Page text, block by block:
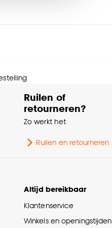
1.4 Kg
11 CM
11 CM
Ruilen of
retourneren?
Zo werkt het
Ruilen en retourneren
Altijd bereikbaar
Klantenservice
Winkels en openingstijden